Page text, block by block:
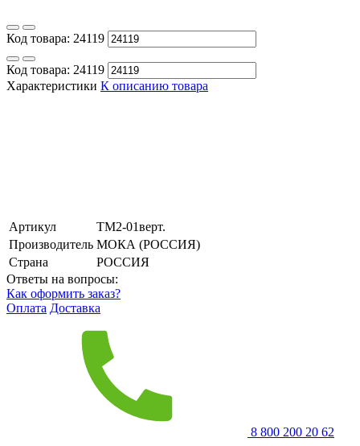
Код товара: 24119
Код товара: 24119
Характеристики К описанию товара
Артикул
ТМ2-01верт.
Производитель МОКА (РОССИЯ)
Страна
РОССИЯ
Ответы на вопросы:
Как оформить заказ?
Оплата Доставка
8 800 200 20 62